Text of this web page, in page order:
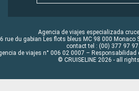
Agencia de viajes especializada
rue du gabian Les flots bleus MC 98 000 Monaco
contact tel : (00) 377 97
de viajes n° 006 02 0007 – Responsabilidad
© CRUISELINE 2026 - all